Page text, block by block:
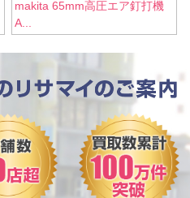
makita 65mm高圧エア釘打機
A...